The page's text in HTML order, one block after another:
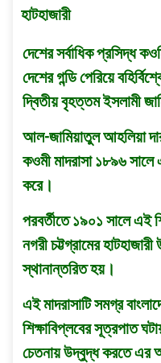
হাটহাজারী
দেশের সর্বাধিক প্রসিদ্ধ
দেশের গন্ডি পেরিয়ে
দ্বিতীয় বৃহত্তম ইসলামী
আল-জামিয়াতুল আহলিয়া
কওমী মাদরাসা ১৮৯৬ সালে
করে।
পরবর্তীতে ১৯০১ সালে এই
নগরী চট্টগ্রামের
স্থানান্তরিত হয়।
এই মাদরাসাটি সমগ্র
শিক্ষাবিপ্লবের সূত্রপাত
চেতনায় উদ্বুদ্ধ করতে এর